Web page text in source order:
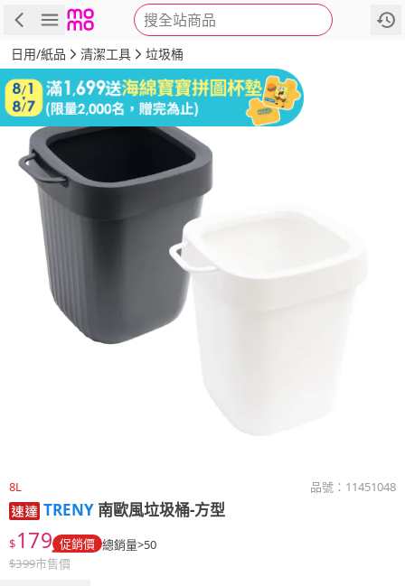
搜全站商品
商品 評價 詳情
日用/紙品 清潔工具 垃圾桶
8L 品號： 11451048
TRENY 南歐風垃圾桶-方型
$179 促銷價 總銷量>50
$399市售價